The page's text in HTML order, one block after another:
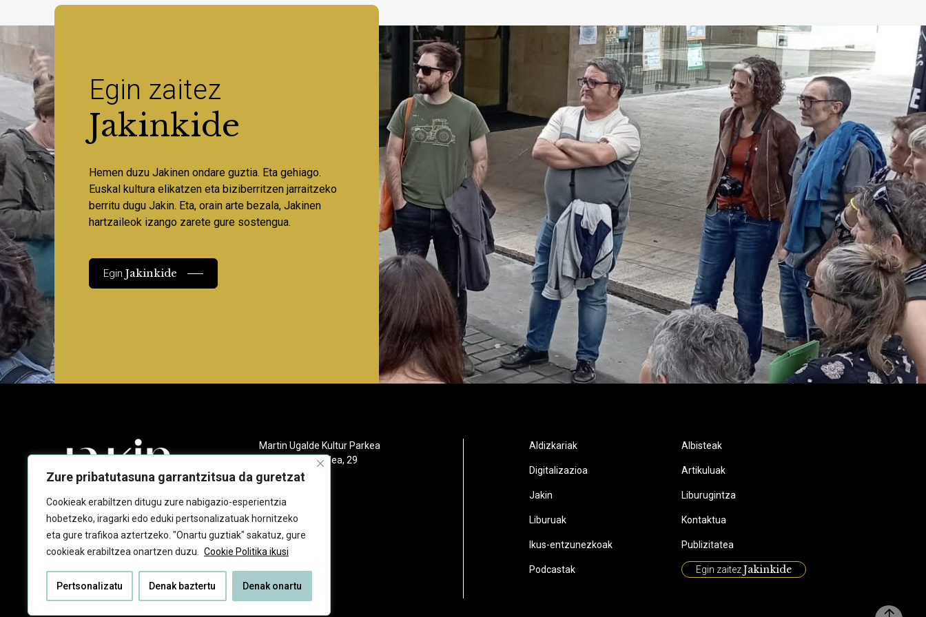
Zure pribatutasuna garrantzitsua da guretzat
Cookieak erabiltzen ditugu zure nabigazio-esperientzia
hobetzeko, iragarki edo eduki pertsonalizatuak hornitzeko
eta gure trafikoa aztertzeko. "Onartu guztiak" sakatuz, gure
cookieak erabiltzea onartzen duzu.
Cookie Politika ikusi
Pertsonalizatu Denak baztertu Denak onartu
Egin zaitez
Jakinkide
Hemen duzu Jakinen ondare guztia. Eta gehiago.
Euskal kultura elikatzen eta biziberritzen jarraitzeko
berritu dugu Jakin. Eta, orain arte bezala, Jakinen
hartzaileok izango zarete gure sostengua.
EginJakinkide
Martin Ugalde Kultur Parkea
Gudarien etorbidea, 29
20140 Andoain
943 218 092
jakin@jakin.eus
Aldizkariak
Digitalizazioa
Jakin
Liburuak
Ikus-entzunezkoak
Podcastak
Albisteak
Artikuluak
Liburugintza
Kontaktua
Publizitatea
Egin zaitezJakinkide